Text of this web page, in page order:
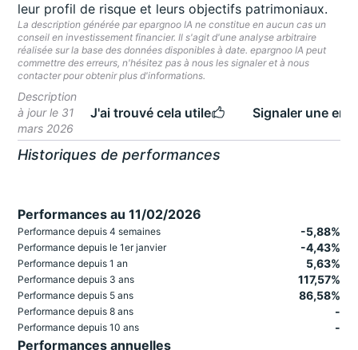
leur profil de risque et leurs objectifs patrimoniaux.
La description générée par epargnoo IA ne constitue en aucun cas un
conseil en investissement financier. Il s'agit d'une analyse arbitraire
réalisée sur la base des données disponibles à date. epargnoo IA peut
commettre des erreurs, n'hésitez pas à nous les signaler et à nous
contacter pour obtenir plus d'informations.
Description
à jour le 31
mars 2026
J'ai trouvé cela utile Signaler une
Historiques de performances
Performances au 11/02/2026
Performance depuis 4 semaines -5,88%
Performance depuis le 1er janvier -4,43%
Performance depuis 1 an 5,63%
Performance depuis 3 ans 117,57%
Performance depuis 5 ans 86,58%
Performance depuis 8 ans -
Performance depuis 10 ans -
Performances annuelles